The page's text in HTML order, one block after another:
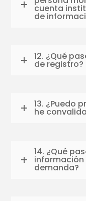
cuenta
de
12. ¿Qué
de registro?
13. ¿Puedo
he
14. ¿Qué
información
demanda?